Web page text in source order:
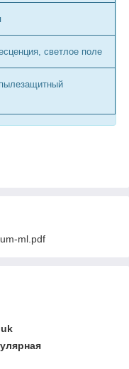
светлое поле
ml.pdf